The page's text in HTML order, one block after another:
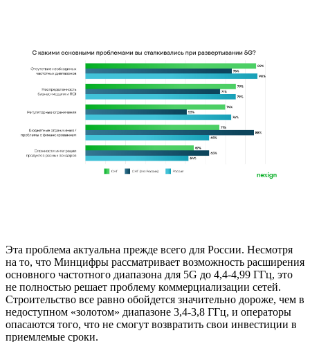
Эта проблема актуальна прежде всего для России. Несмотря
на то, что Минцифры рассматривает возможность расширения
основного частотного диапазона для 5G до 4,4-4,99 ГГц, это
не полностью решает проблему коммерциализации сетей.
Строительство все равно обойдется значительно дороже, чем в
недоступном «золотом» диапазоне 3,4-3,8 ГГц, и операторы
опасаются того, что не смогут возвратить свои инвестиции в
приемлемые сроки.